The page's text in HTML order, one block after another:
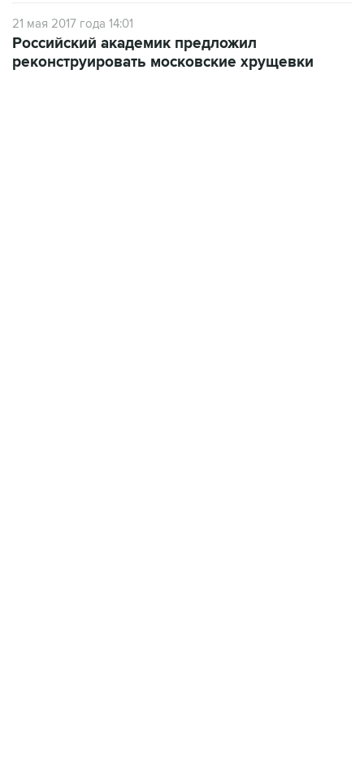
21 мая 2017 года 14:01
Российский академик предложил
реконструировать московские хрущевки